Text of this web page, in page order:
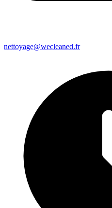
nettoyage@wecleaned.fr